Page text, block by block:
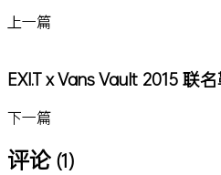
上一篇
EXI.T x Vans Vault 2015 联
下一篇
评论 (1)